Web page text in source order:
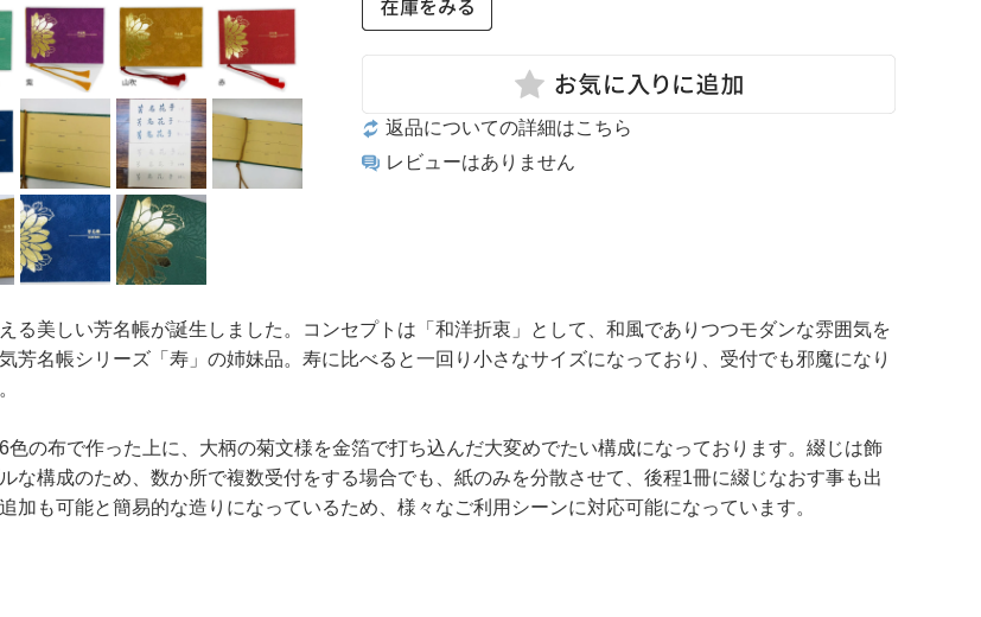
返品についての詳細はこちら
レビューはありません
る美しい芳名帳が誕生しました。コンセプトは「和洋折衷」として、和風でありつつモダンな雰囲気を
芳名帳シリーズ「寿」の姉妹品。寿に比べると一回り小さなサイズになっており、受付でも邪魔になり
色の布で作った上に、大柄の菊文様を金箔で打ち込んだ大変めでたい構成になっております。綴じは飾
な構成のため、数か所で複数受付をする場合でも、紙のみを分散させて、後程1冊に綴じなおす事も出
加も可能と簡易的な造りになっているため、様々なご利用シーンに対応可能になっています。